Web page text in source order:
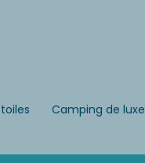
Camping de luxe